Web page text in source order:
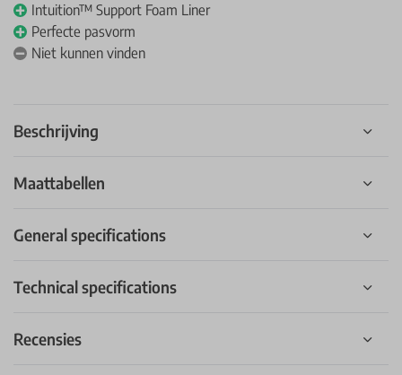
Intuition™ Support Foam Liner
Perfecte pasvorm
Niet kunnen vinden
Beschrijving
Maattabellen
General specifications
Technical specifications
Recensies